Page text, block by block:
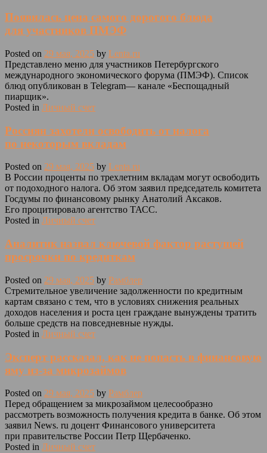
Появилась цена самого дорогого блюда
для участников ПМЭФ
Posted on 29 мая, 2025 by Lenta.ru
Представлено меню для участников Петербургского
международного экономического форума (ПМЭФ). Список
блюд опубликован в Telegram— канале «Беспощадный
пиарщик».
Posted in Личный счет
Россиян захотели освободить от налога
по некоторым вкладам
Posted on 29 мая, 2025 by Lenta.ru
В России проценты по трехлетним вкладам могут освободить
от подоходного налога. Об этом заявил председатель комитета
Госдумы по финансовому рынку Анатолий Аксаков.
Его процитировало агентство ТАСС.
Posted in Личный счет
Аналитик назвал ключевой фактор растущей
просрочки по кредиткам
Posted on 29 мая, 2025 by Рамблер
Стремительное увеличение задолженности по кредитным
картам связано с тем, что в условиях снижения реальных
доходов населения и роста цен граждане вынуждены тратить
больше средств на повседневные нужды.
Posted in Личный счет
Эксперт рассказал, как не попасть в финансовую
яму из-за микрозаймов
Posted on 29 мая, 2025 by Рамблер
Перед обращением за микрозаймом целесообразно
рассмотреть возможность получения кредита в банке. Об этом
заявил News. ru доцент Финансового университета
при правительстве России Петр Щербаченко.
Posted in Личный счет